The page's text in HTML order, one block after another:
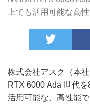
上でも活用可能な高
株式会社アスク（本
RTX 6000 Ada 世代
活用可能な、高性能